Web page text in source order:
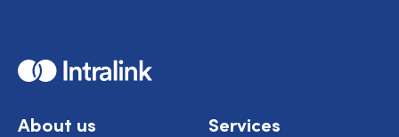
H
o
About us Services